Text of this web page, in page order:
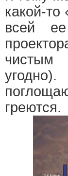
какой-
всей
чистым
греются.